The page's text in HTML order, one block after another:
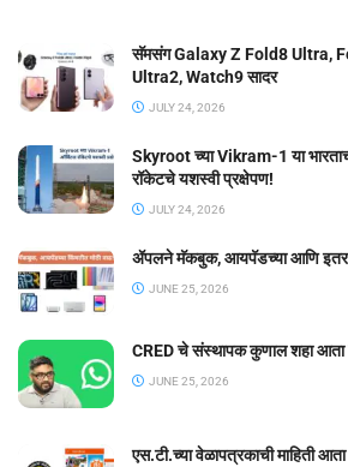
सॅमसंग Galaxy Z Fold8 Ultra,
Ultra2, Watch9 सादर
JULY 24, 2026
Skyroot च्या Vikram-1 या
रॉकेटचे यशस्वी प्रक्षेपण!
JULY 24, 2026
ॲपलने मॅकबुक, आयपॅडच्या आणि इतर
JUNE 25, 2026
CRED चे संस्थापक कुणाल शहा
JUNE 25, 2026
एस.टी.च्या वेळापत्रकाची माहिती